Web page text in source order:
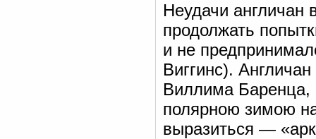
Неудачи англичан
продолжать
и не
Виггинс).
Виллима Баренца,
полярною зимою
выразиться —